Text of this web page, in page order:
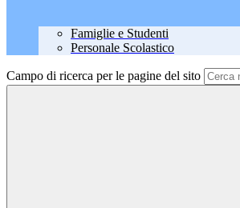
Famiglie e Studenti
Personale Scolastico
Campo di ricerca per le pagine del sito